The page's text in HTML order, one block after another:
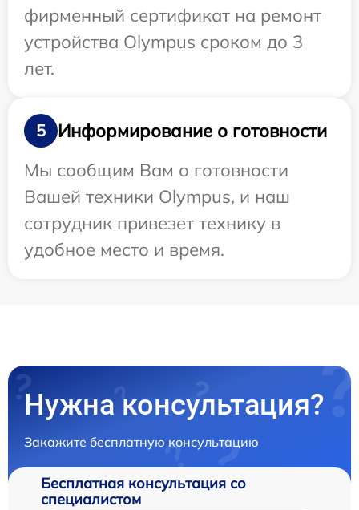
фирменный сертификат на ремонт
устройства Olympus сроком до 3
лет.
5
Информирование о готовности
Мы сообщим Вам о готовности
Вашей техники Olympus, и наш
сотрудник привезет технику в
удобное место и время.
Нужна консультация?
Закажите бесплатную консультацию
Бесплатная консультация со
специалистом